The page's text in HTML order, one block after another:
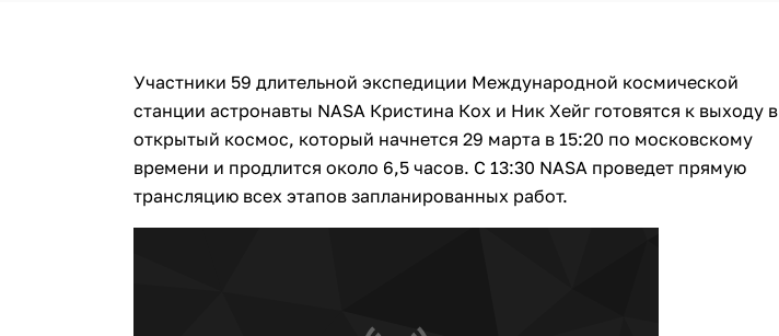
Участники 59 длительной экспедиции Международной космической
станции астронавты NASA Кристина Кох и Ник Хейг готовятся к выходу в
открытый космос, который начнется 29 марта в 15:20 по московскому
времени и продлится около 6,5 часов. С 13:30 NASA проведет прямую
трансляцию всех этапов запланированных работ.